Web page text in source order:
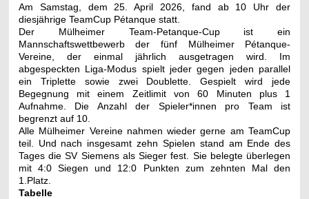
Am Samstag, dem 25. April 2026, fand ab 10 Uhr der
diesjährige TeamCup Pétanque statt.
Der Mülheimer Team-Petanque-Cup ist ein
Mannschaftswettbewerb der fünf Mülheimer Pétanque-
Vereine, der einmal jährlich ausgetragen wird. Im
abgespeckten Liga-Modus spielt jeder gegen jeden parallel
ein Triplette sowie zwei Doublette. Gespielt wird jede
Begegnung mit einem Zeitlimit von 60 Minuten plus 1
Aufnahme. Die Anzahl der Spieler*innen pro Team ist
begrenzt auf 10.
Alle Mülheimer Vereine nahmen wieder gerne am TeamCup
teil. Und nach insgesamt zehn Spielen stand am Ende des
Tages die SV Siemens als Sieger fest. Sie belegte überlegen
mit 4:0 Siegen und 12:0 Punkten zum zehnten Mal den
1.Platz.
Tabelle